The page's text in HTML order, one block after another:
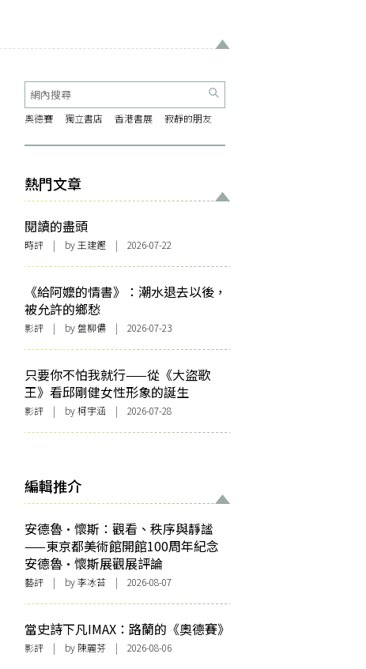
奧德賽 獨立書店 香港書展 寂靜的朋友
熱門文章
閱讀的盡頭
時評 | by 王建鏗 | 2026-07-22
《給阿嬤的情書》：潮水退去以後，
被允許的鄉愁
影評 | by 盤柳儂 | 2026-07-23
只要你不怕我就行——從《大盜歌
王》看邱剛健女性形象的誕生
影評 | by 柯宇涵 | 2026-07-28
編輯推介
安德魯·懷斯：觀看、秩序與靜謐
——東京都美術館開館100周年紀念
安德魯·懷斯展觀展評論
藝評 | by 李冰苔 | 2026-08-07
當史詩下凡IMAX：路蘭的《奧德賽》
影評 | by 陳麗芬 | 2026-08-06